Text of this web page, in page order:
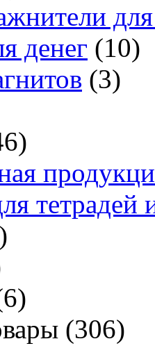
денег (10)
(3)
тетрадей
(306)